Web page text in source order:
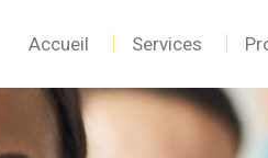
Accueil Services